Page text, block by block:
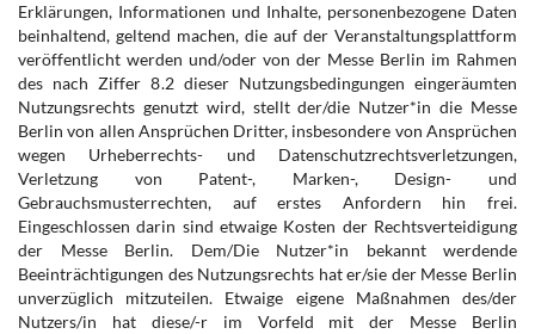
Erklärungen, Informationen und Inhalte, personenbezogene Daten
beinhaltend, geltend machen, die auf der Veranstaltungsplattform
veröffentlicht werden und/oder von der Messe Berlin im Rahmen
des nach Ziffer 8.2 dieser Nutzungsbedingungen eingeräumten
Nutzungsrechts genutzt wird, stellt der/die Nutzer*in die Messe
Berlin von allen Ansprüchen Dritter, insbesondere von Ansprüchen
wegen Urheberrechts- und Datenschutzrechtsverletzungen,
Verletzung von Patent-, Marken-, Design- und
Gebrauchsmusterrechten, auf erstes Anfordern hin frei.
Eingeschlossen darin sind etwaige Kosten der Rechtsverteidigung
der Messe Berlin. Dem/Die Nutzer*in bekannt werdende
Beeinträchtigungen des Nutzungsrechts hat er/sie der Messe Berlin
unverzüglich mitzuteilen. Etwaige eigene Maßnahmen des/der
Nutzers/in hat diese/-r im Vorfeld mit der Messe Berlin